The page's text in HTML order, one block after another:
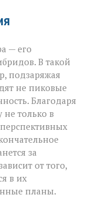
— его
В такой
подзаряжая
не пиковые
Благодаря
только в
за
от того,
в их
планы.